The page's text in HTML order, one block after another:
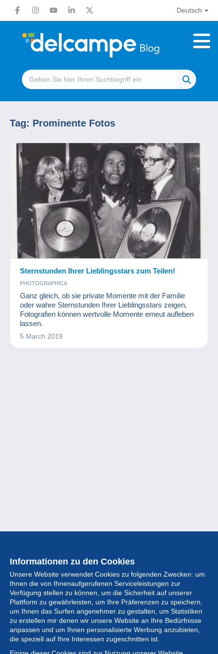
Deutsch
Tag: Prominente Fotos
Sternstunden Ihrer Lieblingsstars zum Teilen!
PHOTOGRAPHICA
Ganz gleich, ob sie private Momente mit der Familie
oder wahre Sternstunden Ihrer Lieblingsstars zeigen,
Fotografien können wertvolle Momente erneut aufleben
lassen.
5 March 2019
Informationen zu den Cookies
Unsere Website verwendet Cookies zu folgenden Zwecken: um
Ihnen die von Ihnenaufgerufenen Serviceleistungen zur
Verfügung stellen zu können, um die Sicherheit auf unserer
Plattform zu gewährleisten, um Ihre Präferenzen zu speichern,
um Ihnen das Surfen angenehmer zu gestalten, um Statistiken
zu erstellen mir denen wir unsere Website an Ihre Bedürfnisse
anpassen und um Ihnen personalisierte Werbung anzubieten,
die speziell auf Ihre Interessen zugeschnitten ist.
Sammlung